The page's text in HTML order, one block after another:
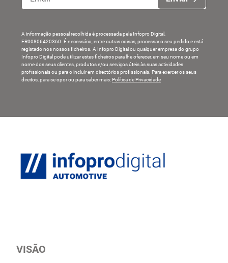
A informação pessoal recolhida é processada pela Infopro Digital,
FR00806420360. É necessário, entre outras coisas, processar o seu pedido e está
registado nos nossos ficheiros. A Infopro Digital ou qualquer empresa do grupo
Infopro Digital pode utilizar estes ficheiros para lhe oferecer, em seu nome ou em
nome dos seus clientes, produtos e/ou serviços úteis às suas actividades
profissionais ou para o incluir em directórios profissionais. Para exercer os seus
direitos, para se opor ou para saber mais:Política de Privacidade
VISÃO